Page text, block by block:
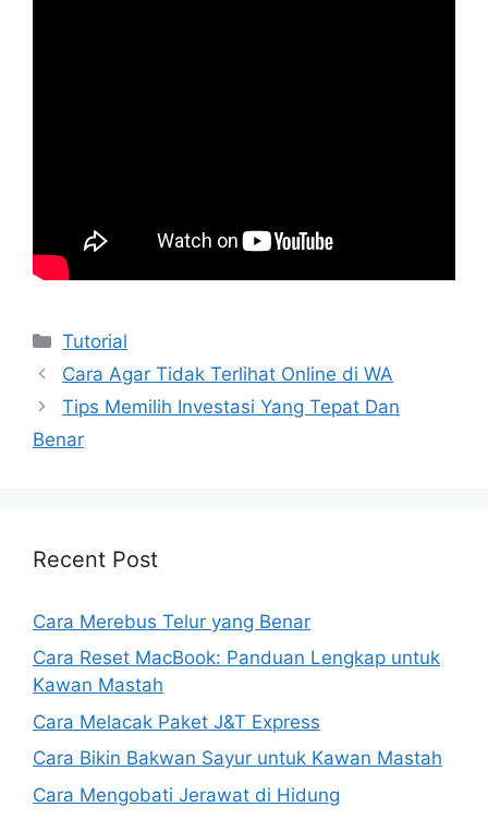
Kategori
Tutorial
Cara Agar Tidak Terlihat Online di WA
Tips Memilih Investasi Yang Tepat Dan
Benar
Recent Post
Cara Merebus Telur yang Benar
Cara Reset MacBook: Panduan Lengkap untuk
Kawan Mastah
Cara Melacak Paket J&T Express
Cara Bikin Bakwan Sayur untuk Kawan Mastah
Cara Mengobati Jerawat di Hidung